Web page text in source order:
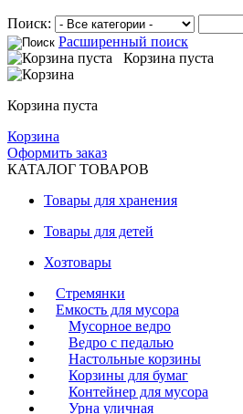
Поиск:
Расширенный поиск
Корзина пуста
Корзина пуста
Корзина
Оформить заказ
КАТАЛОГ ТОВАРОВ
Товары для хранения
Товары для детей
Хозтовары
Стремянки
Емкость для мусора
Мусорное ведро
Ведро с педалью
Настольные корзины
Корзины для бумаг
Контейнер для мусора
Урна уличная